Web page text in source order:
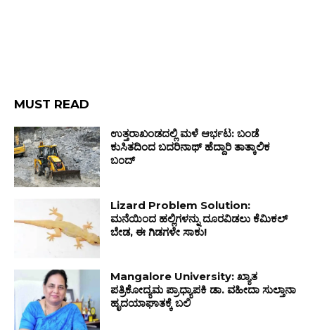
MUST READ
ಉತ್ತರಾಖಂಡದಲ್ಲಿ ಮಳೆ ಆರ್ಭಟ: ಬಂಡೆ
ಕುಸಿತದಿಂದ ಬದರಿನಾಥ್ ಹೆದ್ದಾರಿ ತಾತ್ಕಾಲಿಕ
ಬಂದ್
Lizard Problem Solution:
ಮನೆಯಿಂದ ಹಲ್ಲಿಗಳನ್ನು ದೂರವಿಡಲು ಕೆಮಿಕಲ್
ಬೇಡ, ಈ ಗಿಡಗಳೇ ಸಾಕು!
Mangalore University: ಖ್ಯಾತ
ಪತ್ರಿಕೋದ್ಯಮ ಪ್ರಾಧ್ಯಾಪಕಿ ಡಾ. ವಹೀದಾ ಸುಲ್ತಾನಾ
ಹೃದಯಾಘಾತಕ್ಕೆ ಬಲಿ